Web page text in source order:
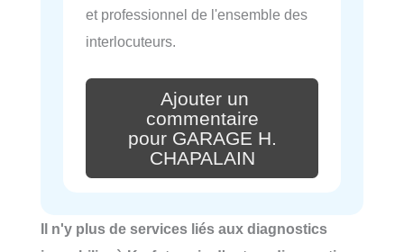
et professionnel de l'ensemble des
interlocuteurs.
Ajouter un
commentaire
pour GARAGE H.
CHAPALAIN
Il n'y plus de services liés aux diagnostics